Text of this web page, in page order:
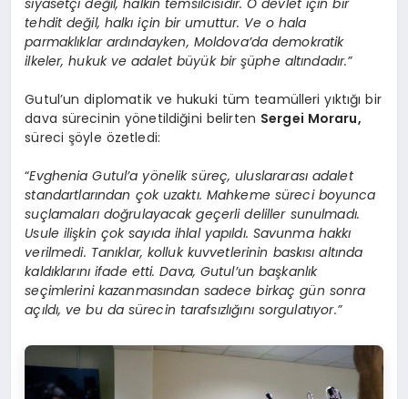
siyasetçi değil, halkın temsilcisidir. O devlet için bir
tehdit değil, halkı için bir umuttur. Ve o hala
parmaklıklar ardındayken, Moldova’da demokratik
ilkeler, hukuk ve adalet büyük bir şüphe altındadır.”
Gutul’un diplomatik ve hukuki tüm teamülleri yıktığı bir
dava sürecinin yönetildiğini belirten Sergei Moraru,
süreci şöyle özetledi:
“Evghenia Gutul’a yönelik süreç, uluslararası adalet
standartlarından çok uzaktı. Mahkeme süreci boyunca
suçlamaları doğrulayacak geçerli deliller sunulmadı.
Usule ilişkin çok sayıda ihlal yapıldı. Savunma hakkı
verilmedi. Tanıklar, kolluk kuvvetlerinin baskısı altında
kaldıklarını ifade etti. Dava, Gutul’un başkanlık
seçimlerini kazanmasından sadece birkaç gün sonra
açıldı, ve bu da sürecin tarafsızlığını sorgulatıyor.”